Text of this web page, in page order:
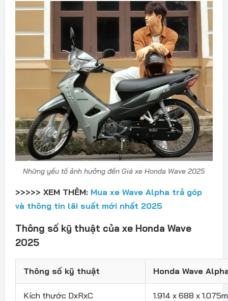
Những yếu tố ảnh hưởng đến Giá xe Honda Wave 2025
>>>>> XEM THÊM:Mua xe Wave Alpha trả góp
và thông tin lãi suất mới nhất 2025
Thông số kỹ thuật của xe Honda Wave
2025
Thông số kỹ thuật Honda Wave
Kích thước DxRxC 1.914 x 688 x